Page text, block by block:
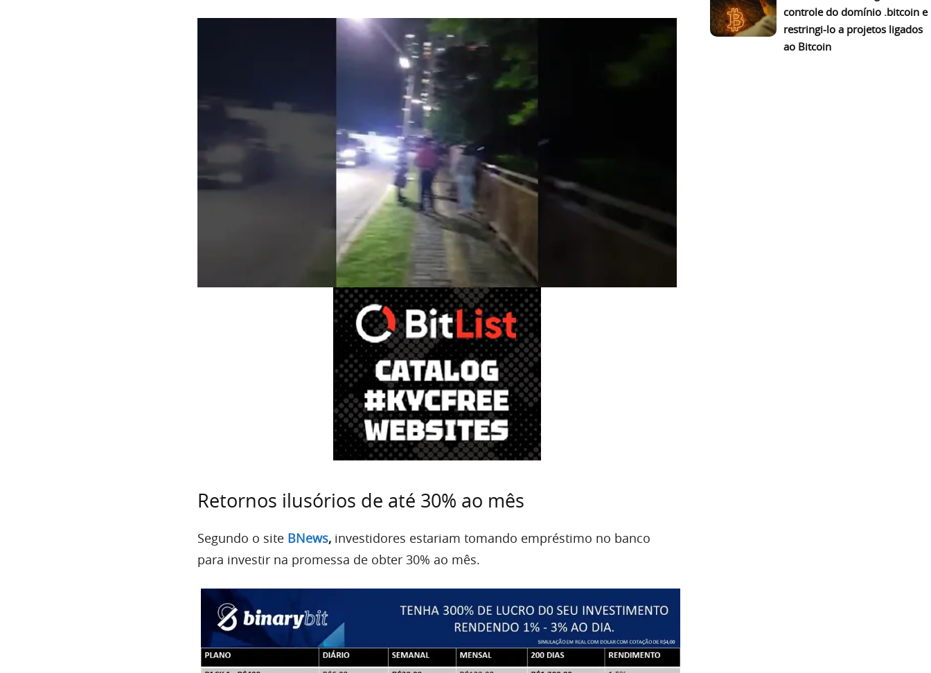
Retornos ilusórios de até 30% ao mês
Segundo o site BNews, investidores estariam tomando empréstimo no banco
para investir na promessa de obter 30% ao mês.
controle do domínio .bitcoin e
restringi-lo a projetos ligados
ao Bitcoin